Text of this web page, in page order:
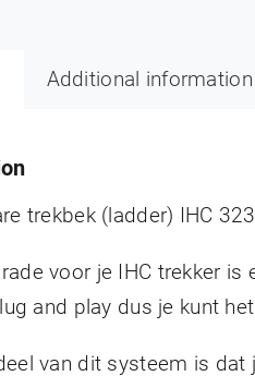
Additional information
trekbek (ladder) IHC
voor je IHC trekker is
and play dus je kunt
van dit systeem is